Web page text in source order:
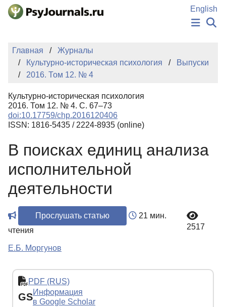
Перейти к основному содержанию
English
НОВОСТИ
КЛЮЧЕВЫЕ СЛОВА
Регистрация
Главная
Журналы
Культурно-историческая психология
Выпуски
2016. Том 12. № 4
Культурно-историческая психология
2016. Том 12. № 4. С. 67–73
doi:10.17759/chp.2016120406
ISSN: 1816-5435 / 2224-8935 (online)
В поисках единиц анализа
исполнительной
деятельности
Прослушать статью
21 мин.
чтения
2517
Е.Б. Моргунов
PDF (RUS)
GSИнформация
в Google Scholar